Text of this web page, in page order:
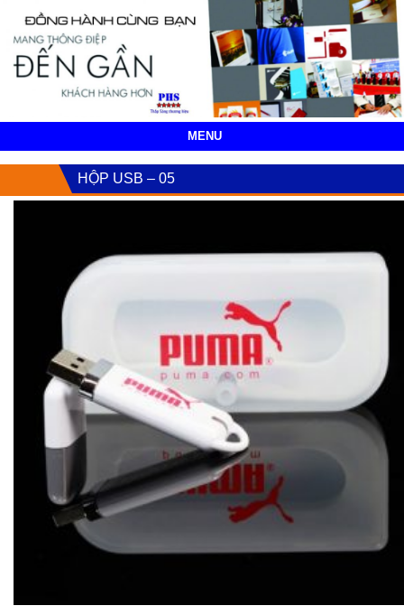
MENU
HỘP USB – 05